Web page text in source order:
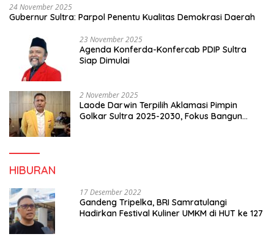
24 November 2025
Gubernur Sultra: Parpol Penentu Kualitas Demokrasi Daerah
23 November 2025
Agenda Konferda-Konfercab PDIP Sultra
Siap Dimulai
2 November 2025
Laode Darwin Terpilih Aklamasi Pimpin
Golkar Sultra 2025-2030, Fokus Bangun
HIBURAN
17 Desember 2022
Gandeng Tripelka, BRI Samratulangi
Hadirkan Festival Kuliner UMKM di HUT ke 127